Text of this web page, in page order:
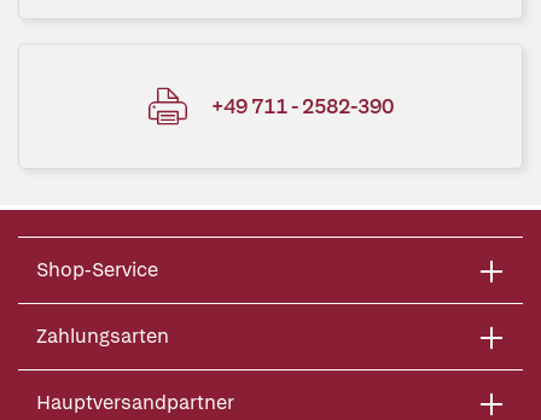
+49 711 - 2582-390
Shop-Service
Zahlungsarten
Hauptversandpartner